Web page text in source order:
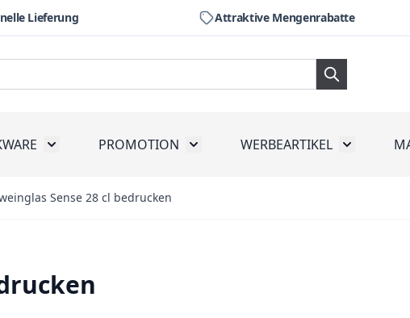
Lieferung Attraktive Mengenrabatte
for WerkzeugToggle submenu for Drinkware
PROMOTION Toggle submenu for Promotion
WERBEARTIKEL Toggle
Sense 28 cl bedrucken